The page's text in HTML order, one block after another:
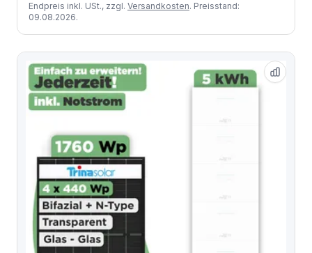
Endpreis inkl. USt., zzgl. Versandkosten. Preisstand:
09.08.2026.